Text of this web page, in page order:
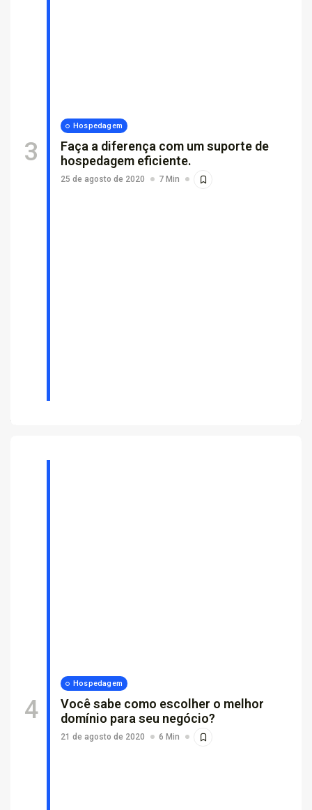
Hospedagem
Faça a diferença com um suporte de
hospedagem eficiente.
25 de agosto de 2020 7 Min
Hospedagem
Você sabe como escolher o melhor
domínio para seu negócio?
21 de agosto de 2020 6 Min